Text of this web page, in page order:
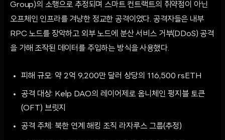
Group)의 소행으로 추정되며 스마트 컨트랙트의 취약점이 아닌
오프체인 인프라를 겨냥한 정교한 공격이었다. 공격자들은 내부
RPC 노드를 장악하고 외부 노드에 분산 서비스 거부(DDoS) 공격
을 가해 조작된 데이터를 주입하는 방식을 사용했다.
피해 규모: 약 2억 9,200만 달러 상당의 116,500 rsETH
공격 대상: Kelp DAO의 레이어제로 옴니체인 펑지블 토큰
(OFT) 브릿지
공격 주체: 북한 연계 해킹 조직 라자루스 그룹(추정)